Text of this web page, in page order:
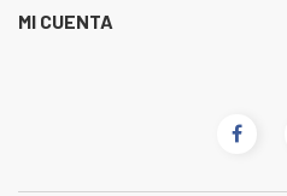
MI CUENTA